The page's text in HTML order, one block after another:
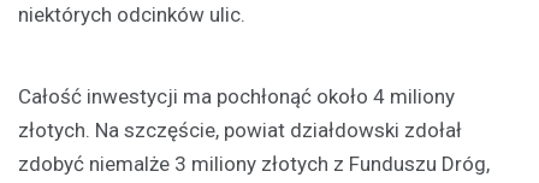
niektórych odcinków ulic.
Całość inwestycji ma pochłonąć około 4 miliony
złotych. Na szczęście, powiat działdowski zdołał
zdobyć niemalże 3 miliony złotych z Funduszu Dróg,